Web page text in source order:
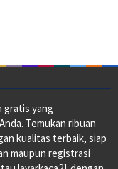
gratis yang
Temukan ribuan
kualitas terbaik, siap
maupun registrasi